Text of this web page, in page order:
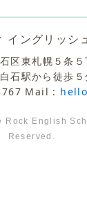
イングリッシ
区東札幌５条５
石駅から徒歩５
Mail :
Rock English
Reserved.